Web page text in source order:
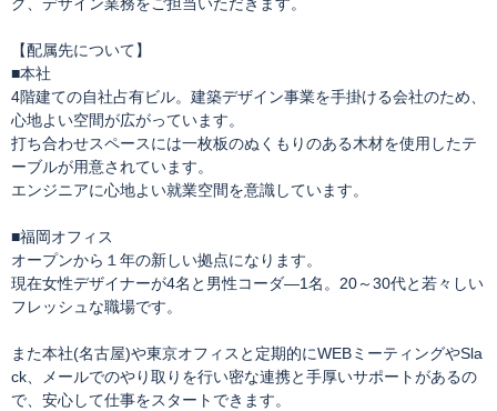
グ、デザイン業務をご担当いただきます。
【配属先について】
■本社
4階建ての自社占有ビル。建築デザイン事業を手掛ける会社のため、
心地よい空間が広がっています。
打ち合わせスペースには一枚板のぬくもりのある木材を使用したテ
ーブルが用意されています。
エンジニアに心地よい就業空間を意識しています。
■福岡オフィス
オープンから１年の新しい拠点になります。
現在女性デザイナーが4名と男性コーダ―1名。20～30代と若々しい
フレッシュな職場です。
また本社(名古屋)や東京オフィスと定期的にWEBミーティングやSla
ck、メールでのやり取りを行い密な連携と手厚いサポートがあるの
で、安心して仕事をスタートできます。